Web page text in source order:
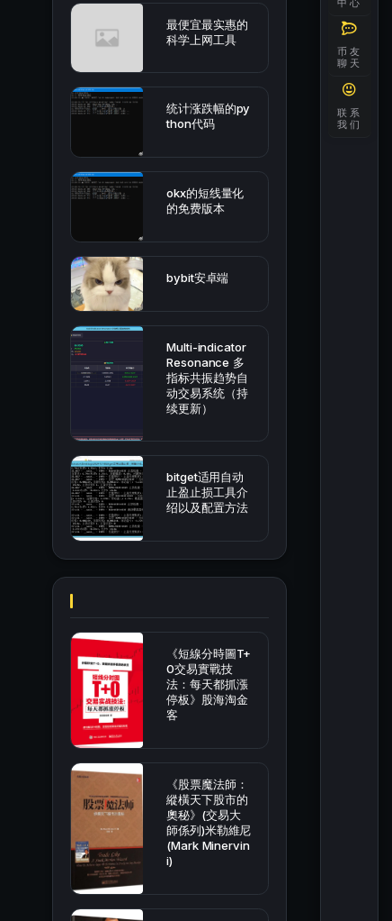
最便宜最实惠的
科学上网工具
统计涨跌幅的py
thon代码
okx的短线量化
的免费版本
bybit安卓端
Multi-indicator
Resonance 多
指标共振趋势自
动交易系统（持
续更新）
bitget适用自动
止盈止损工具介
绍以及配置方法
《短線分時圖T+
0交易實戰技
法：每天都抓漲
停板》股海淘金
客
《股票魔法師：
縱橫天下股市的
奧秘》(交易大
師係列)米勒維尼
(Mark Minervin
i)
币友
聊天
联系
我们